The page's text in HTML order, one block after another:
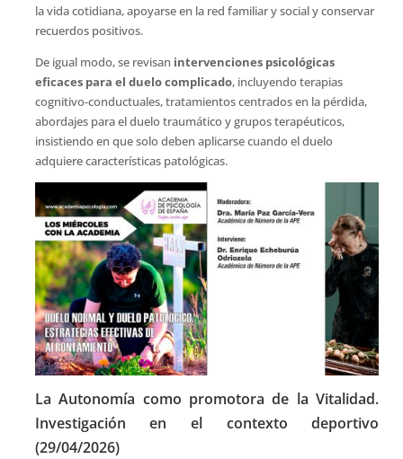
la vida cotidiana, apoyarse en la red familiar y social y conservar
recuerdos positivos.
De igual modo, se revisan intervenciones psicológicas
eficaces para el duelo complicado, incluyendo terapias
cognitivo-conductuales, tratamientos centrados en la pérdida,
abordajes para el duelo traumático y grupos terapéuticos,
insistiendo en que solo deben aplicarse cuando el duelo
adquiere características patológicas.
La Autonomía como promotora de la Vitalidad.
Investigación en el contexto deportivo
(29/04/2026)